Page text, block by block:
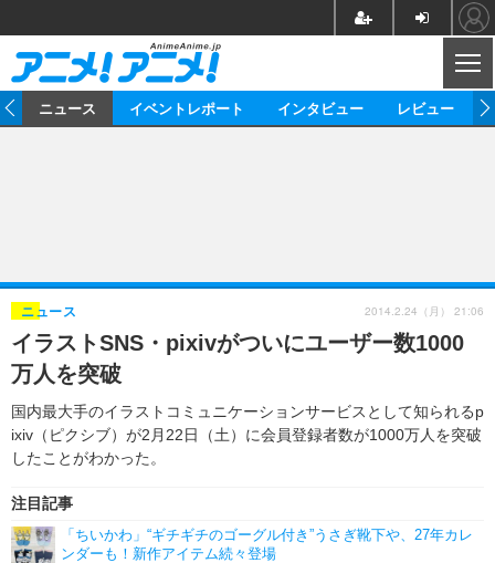
ゲーム グッズ
イベント
海外イベント ビジネス
俳優・タレント アーティスト
ビジネス
アニメ 実写
書評
ゲーム 座談会
動画
アニメ！アニメ！TV ABEMA Cafe
ニュース イベントレポート インタビュー レビュー
イラストSNS・pixivがついにユーザー数1000
万人を突破
国内最大手のイラストコミュニケーションサービスとして知られるp
ixiv（ピクシブ）が2月22日（土）に会員登録者数が1000万人を突破
したことがわかった。
ニュース
注目記事
「ちいかわ」“ギチギチのゴーグル付き”うさぎ靴下や、27年カレ
ンダーも！新作アイテム続々登場
2014.2.24（月） 21:06